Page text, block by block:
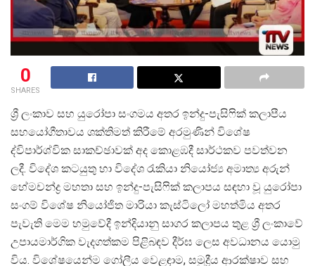
0
SHARES
ශ් රී ලංකාව සහ යුරෝපා සංගමය අතර ඉන්දු-පැසිෆික් කලාපීය
සහයෝගීතාවය ශක්තිමත් කිරීමේ අරමුණින් විශේෂ
ද්විපාර්ශ්වික සාකච්ඡාවක් අද කොළඹදී සාර්ථකව පවත්වන
ලදී. විදේශ කටයුතු හා විදේශ රැකියා නියෝජ් ය අමාත් ය අරුන්
හේමචන්ද් ර මහතා සහ ඉන්දු-පැසිෆික් කලාපය සඳහා වූ යුරෝපා
සංගම් විශේෂ නියෝජිත මාරියා කැස්ටිලෝ මහත්මිය අතර
පැවැති මෙම හමුවේදී ඉන්දියානු සාගර කලාපය තුළ ශ් රී ලංකාවේ
උපායමාර්ගික වැදගත්කම පිළිබඳව දීර්ඝ ලෙස අවධානය යොමු
විය. විශේෂයෙන්ම ගෝලීය වෙළඳාම, සමුද්රීය ආරක්ෂාව සහ